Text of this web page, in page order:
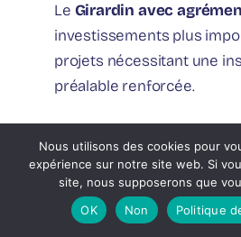
Le Girardin avec
investissements plus
projets nécessitant une
préalable renforcée.
Dans les deux cas, la
identique :opération one
non récupéré, nécessité
rigoureux.
Nous utilisons des cookies pour
expérience sur notre site web. Si
site, nous supposerons que
OK
Non Politique